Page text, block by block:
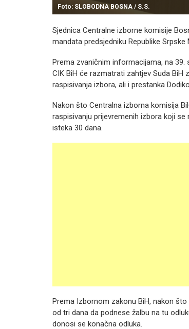
Foto: SLOBODNA BOSNA / S.S.
Sjednica Centralne izborne komisije
mandata predsjedniku Republike
Prema zvaničnim informacijama, na
CIK BiH će razmatrati zahtjev Suda
raspisivanja izbora, ali i prestanka
Nakon što Centralna izborna komisija
raspisivanju prijevremenih izbora koji
isteka 30 dana.
Prema Izbornom zakonu BiH, nakon
od tri dana da podnese žalbu na tu
donosi se konačna odluka.